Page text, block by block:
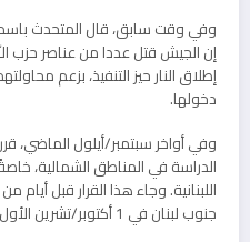
وفي وقت سابق، قال المتحدث باسم
إن الجيش قتل عددا من عناصر حزب
إطلاق النار حيز التنفيذ، بزعم
دخولها.
وفي أواخر سبتمبر/أيلول الماضي،
الدراسة في المناطق الشمالية،
اللبنانية. وجاء هذا القرار قبل أيام
جنوب لبنان في 1 أكتوبر/تشرين الأول الماضي.